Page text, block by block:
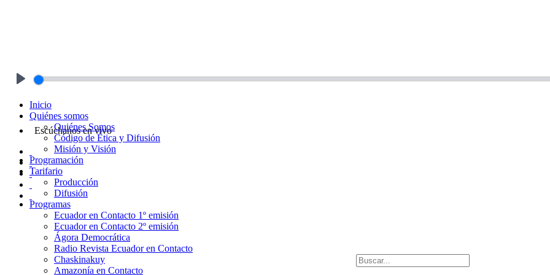
Escúchanos en vivo
Inicio
Quiénes somos
Quiénes Somos
Código de Ética y Difusión
Misión y Visión
Programación
Tarifario
Producción
Difusión
Programas
Ecuador en Contacto 1º emisión
Ecuador en Contacto 2º emisión
Ágora Democrática
Radio Revista Ecuador en Contacto
Chaskinakuy
Amazonía en Contacto